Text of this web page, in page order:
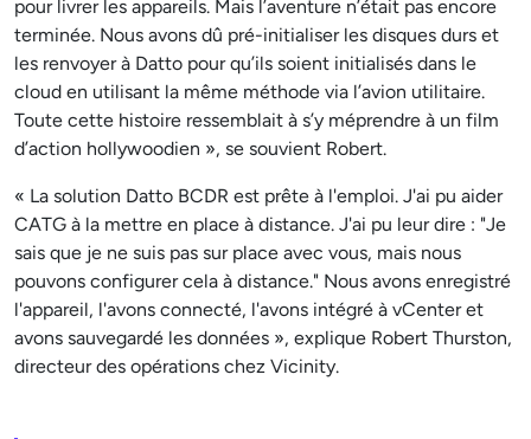
pour livrer les appareils. Mais l’aventure n’était pas encore
terminée. Nous avons dû pré-initialiser les disques durs et
les renvoyer à Datto pour qu’ils soient initialisés dans le
cloud en utilisant la même méthode via l’avion utilitaire.
Toute cette histoire ressemblait à s’y méprendre à un film
d’action hollywoodien », se souvient Robert.
« La solution Datto BCDR est prête à l'emploi. J'ai pu aider
CATG à la mettre en place à distance. J'ai pu leur dire : "Je
sais que je ne suis pas sur place avec vous, mais nous
pouvons configurer cela à distance." Nous avons enregistré
l'appareil, l'avons connecté, l'avons intégré à vCenter et
avons sauvegardé les données », explique Robert Thurston,
directeur des opérations chez Vicinity.